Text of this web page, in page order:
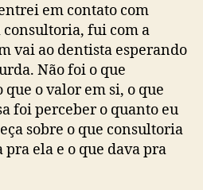
em contato com
fui com a
vai ao dentista esperando
Não foi o que
que o valor em si, o que
foi perceber o quanto eu
sobre o que consultoria
ela e o que dava pra